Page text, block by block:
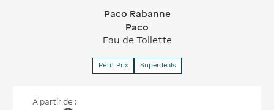
Paco Rabanne Paco
Paco Rabanne
Paco
Eau de Toilette
Petit Prix Superdeals
A partir de :